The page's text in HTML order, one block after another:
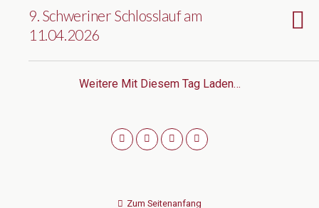
9. Schweriner Schlosslauf am
11.04.2026
Weitere Mit Diesem Tag Laden…
Zum Seitenanfang